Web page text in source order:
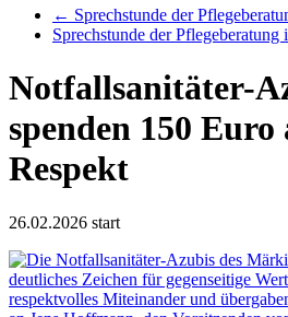
← Sprechstunde der
Sprechstunde der Pflegeberatung
Notfallsanitäter-
spenden 150 Euro
Respekt
26.02.2026 start